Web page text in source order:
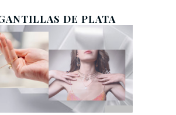
DE PLATA